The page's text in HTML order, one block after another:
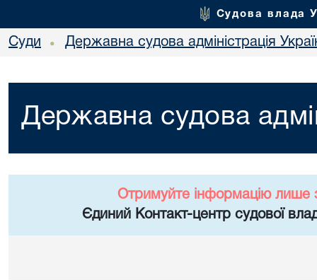
Судова влада
Суди • Державна судова адміністрація
Державна судова
Отримуйте інформацію лише
Єдиний Контакт-центр судової